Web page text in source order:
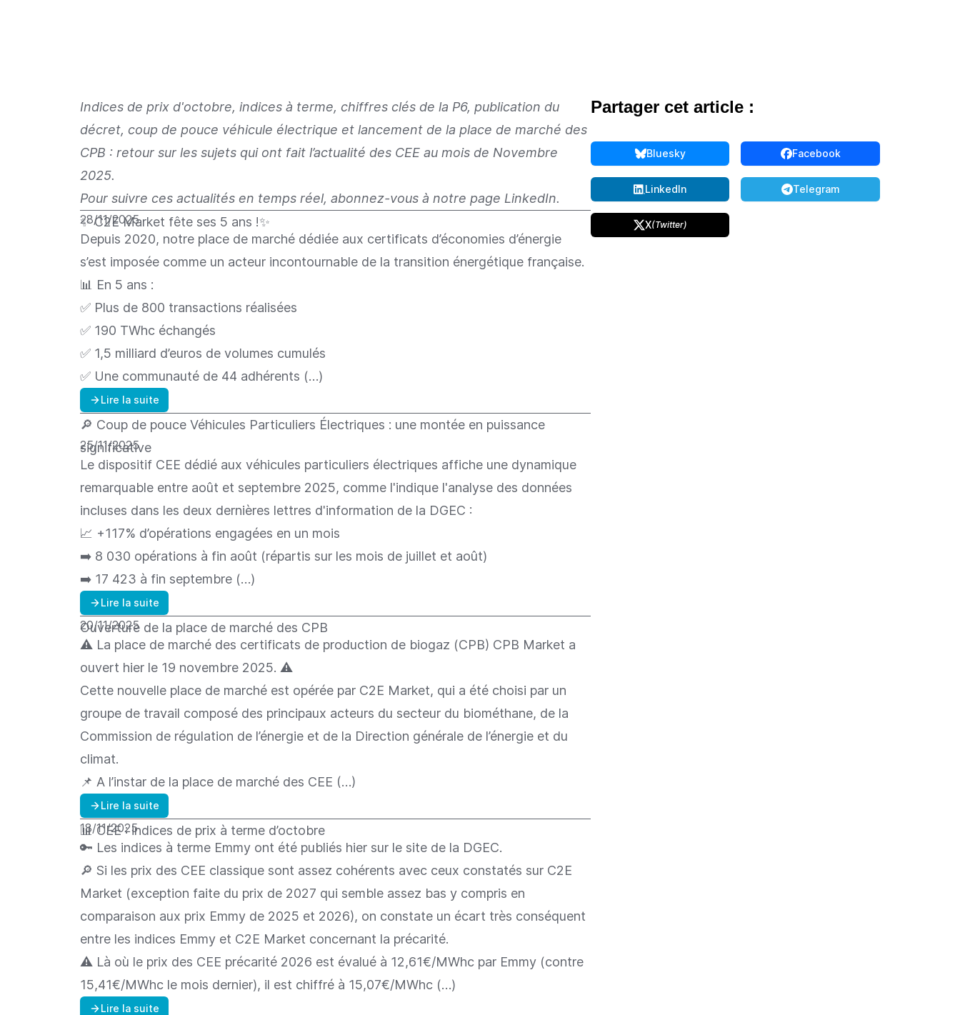
Indices de prix d'octobre, indices à terme, chiffres clés de la P6, publication du
décret, coup de pouce véhicule électrique et lancement de la place de marché des
CPB : retour sur les sujets qui ont fait l’actualité des CEE au mois de Novembre
2025.
Pour suivre ces actualités en temps réel, abonnez-vous à notre page LinkedIn.
✨ C2E Market fête ses 5 ans !✨
28/11/2025
Depuis 2020, notre place de marché dédiée aux certificats d’économies d’énergie
s’est imposée comme un acteur incontournable de la transition énergétique française.
📊 En 5 ans :
✅ Plus de 800 transactions réalisées
✅ 190 TWhc échangés
✅ 1,5 milliard d’euros de volumes cumulés
✅ Une communauté de 44 adhérents (…)
Lire la suite
🔎 Coup de pouce Véhicules Particuliers Électriques : une montée en puissance
significative
25/11/2025
Le dispositif CEE dédié aux véhicules particuliers électriques affiche une dynamique
remarquable entre août et septembre 2025, comme l'indique l'analyse des données
incluses dans les deux dernières lettres d'information de la DGEC :
📈 +117% d’opérations engagées en un mois
➡️ 8 030 opérations à fin août (répartis sur les mois de juillet et août)
➡️ 17 423 à fin septembre (…)
Lire la suite
Ouverture de la place de marché des CPB
20/11/2025
⚠️ La place de marché des certificats de production de biogaz (CPB) CPB Market a
ouvert hier le 19 novembre 2025. ⚠️
Cette nouvelle place de marché est opérée par C2E Market, qui a été choisi par un
groupe de travail composé des principaux acteurs du secteur du biométhane, de la
Commission de régulation de l’énergie et de la Direction générale de l’énergie et du
climat.
📌 A l’instar de la place de marché des CEE (…)
Lire la suite
📊 CEE : indices de prix à terme d’octobre
18/11/2025
🔑 Les indices à terme Emmy ont été publiés hier sur le site de la DGEC.
🔎 Si les prix des CEE classique sont assez cohérents avec ceux constatés sur C2E
Market (exception faite du prix de 2027 qui semble assez bas y compris en
comparaison aux prix Emmy de 2025 et 2026), on constate un écart très conséquent
entre les indices Emmy et C2E Market concernant la précarité.
⚠️ Là où le prix des CEE précarité 2026 est évalué à 12,61€/MWhc par Emmy (contre
15,41€/MWhc le mois dernier), il est chiffré à 15,07€/MWhc (…)
Lire la suite
Partager cet article :
Share on Bluesky
Bluesky Share on Facebook
Facebook
Share on LinkedIn
LinkedIn Share on Telegram
Telegram
Share on Twitter
X(Twitter)